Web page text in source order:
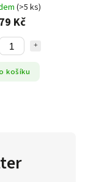
(>5 ks)
79 Kč
košíku